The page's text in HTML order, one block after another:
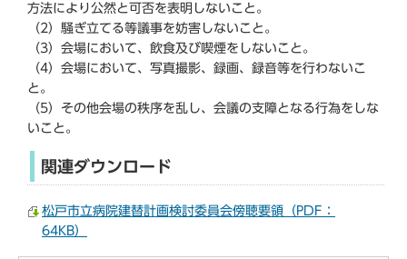
方法により公然と可否を表明しないこと。
（2）騒ぎ立てる等議事を妨害しないこと。
（3）会場において、飲食及び喫煙をしないこと。
（4）会場において、写真撮影、録画、録音等を行わないこ
と。
（5）その他会場の秩序を乱し、会議の支障となる行為をしな
いこと。
関連ダウンロード
松戸市立病院建替計画検討委員会傍聴要領（PDF：
64KB）